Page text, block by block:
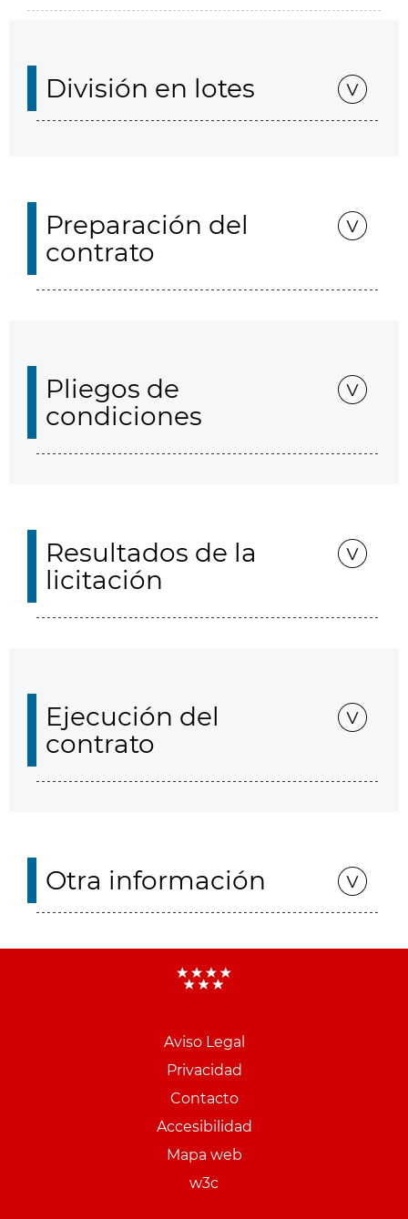
División en lotes
Preparación del
contrato
Pliegos de
condiciones
Resultados de la
licitación
Ejecución del
contrato
Otra información
Aviso Legal
Privacidad
Contacto
Accesibilidad
Mapa web
w3c